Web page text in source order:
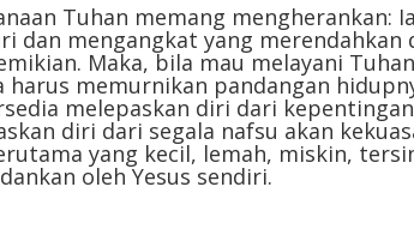
Tuhan memang mengherankan: Ia
dan mengangkat yang merendahkan
Maka, bila mau melayani
harus memurnikan pandangan
melepaskan diri dari
diri dari segala nafsu akan
yang kecil, lemah, miskin,
oleh Yesus sendiri.